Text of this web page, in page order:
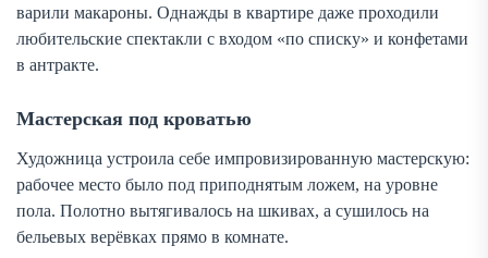
варили макароны. Однажды в квартире даже проходили
любительские спектакли с входом «по списку» и конфетами
в антракте.
Мастерская под кроватью
Художница устроила себе импровизированную мастерскую:
рабочее место было под приподнятым ложем, на уровне
пола. Полотно вытягивалось на шкивах, а сушилось на
бельевых верёвках прямо в комнате.